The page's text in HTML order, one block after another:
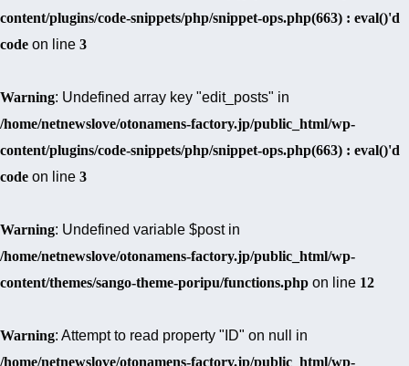
content/plugins/code-snippets/php/snippet-ops.php(663) : eval()'d
code on line 3
Warning: Undefined array key "edit_posts" in
/home/netnewslove/otonamens-factory.jp/public_html/wp-
content/plugins/code-snippets/php/snippet-ops.php(663) : eval()'d
code on line 3
Warning: Undefined variable $post in
/home/netnewslove/otonamens-factory.jp/public_html/wp-
content/themes/sango-theme-poripu/functions.php on line 12
Warning: Attempt to read property "ID" on null in
/home/netnewslove/otonamens-factory.jp/public_html/wp-